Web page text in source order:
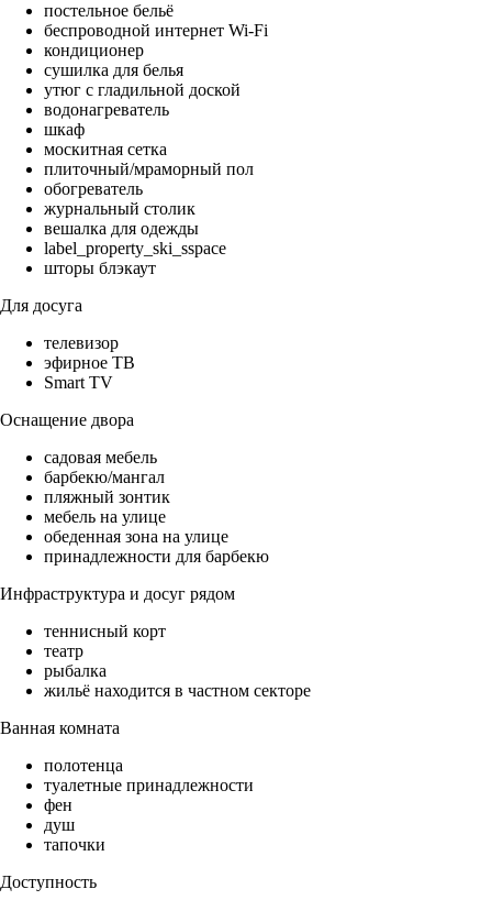
постельное бельё
беспроводной интернет Wi-Fi
кондиционер
сушилка для белья
утюг с гладильной доской
водонагреватель
шкаф
москитная сетка
плиточный/мраморный пол
обогреватель
журнальный столик
вешалка для одежды
label_property_ski_sspace
шторы блэкаут
Для досуга
телевизор
эфирное ТВ
Smart TV
Оснащение двора
садовая мебель
барбекю/мангал
пляжный зонтик
мебель на улице
обеденная зона на улице
принадлежности для барбекю
Инфраструктура и досуг рядом
теннисный корт
театр
рыбалка
жильё находится в частном секторе
Ванная комната
полотенца
туалетные принадлежности
фен
душ
тапочки
Доступность